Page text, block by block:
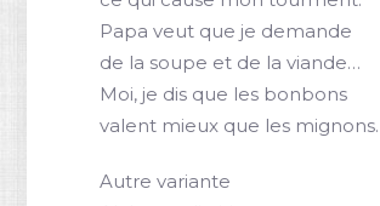
Papa veut que je demande
de la soupe et de la viande…
Moi, je dis que les bonbons
valent mieux que les mignons.
Autre variante